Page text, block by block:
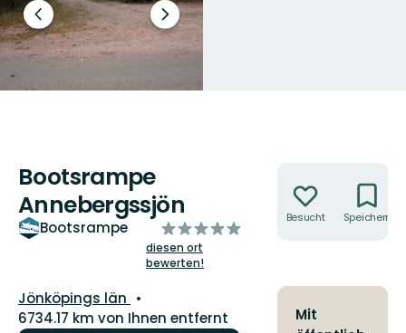
Vorheriger
Slide
Nächster
Slide
Bootsrampe
Annebergssjön
Bootsrampe
von
5
Sternen
diesen ort
bewerten!
Landkreis:
Jönköpings län
6734.17 km von Ihnen entfernt
Besucht Speichern
Mit